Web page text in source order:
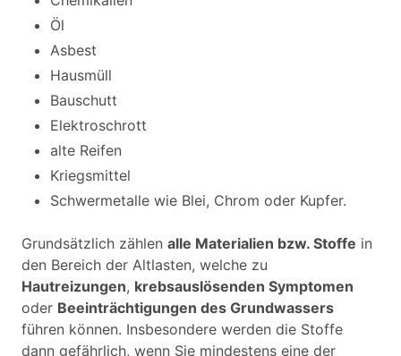
Öl
Asbest
Hausmüll
Bauschutt
Elektroschrott
alte Reifen
Kriegsmittel
Schwermetalle wie Blei, Chrom oder Kupfer.
Grundsätzlich zählen alle Materialien bzw. Stoffe in
den Bereich der Altlasten, welche zu
Hautreizungen, krebsauslösenden Symptomen
oder Beeinträchtigungen des Grundwassers
führen können. Insbesondere werden die Stoffe
dann gefährlich, wenn Sie mindestens eine der